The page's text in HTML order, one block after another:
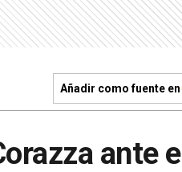
Añadir como fuente en
ante el